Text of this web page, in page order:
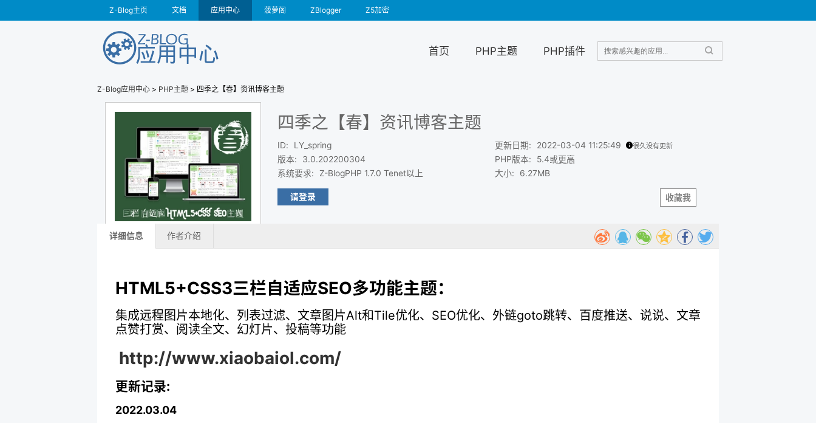
Z-Blog主页 文档 应用中心 菠萝阁 ZBlogger Z5加密
首页 PHP主题 PHP插件
Z-Blog应用中心 > PHP主题 > 四季之【春】资讯博客主题
四季之【春】资讯博客主题
ID:
LY_spring
版本:
3.0.202200304
系统要求: Z-BlogPHP 1.7.0 Tenet以上
更新日期: 2022-03-04 11:25:49 很久没有更新
PHP版本: 5.4或更高
大小: 6.27MB
收藏我
请登录
详细信息 作者介绍
HTML5+CSS3三栏自适应SEO多功能主题：
集成远程图片本地化、列表过滤、文章图片Alt和Tile优化、SEO优化、外链goto跳转、百度推送、说说、文章
点赞打赏、阅读全文、幻灯片、投稿等功能
http://www.xiaobaiol.com/
更新记录:
2022.03.04